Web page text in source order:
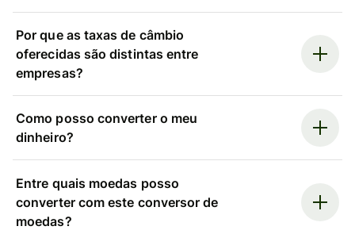
Por que as taxas de câmbio
oferecidas são distintas entre
empresas?
Como posso converter o meu
dinheiro?
Entre quais moedas posso
converter com este conversor de
moedas?